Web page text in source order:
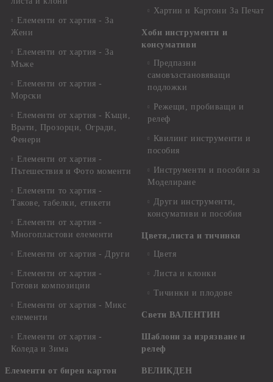
Елементи от хартия - За
Жени
Елементи от хартия - За
Мъже
Елементи от хартия -
Морски
Елементи от хартия - Къщи,
Врати, Прозорци, Огради,
Фенери
Елементи от хартия -
Пътешествия и Фото моменти
Елементи то хартия -
Такове, табелки, етикети
Елементи от хартия -
Многопластови елементи
Елементи от хартия - Други
Елементи от хартия -
Готови композиции
Елементи от хартия - Микс
елементи
Елементи от хартия -
Коледа и Зима
Елементи от бирен картон
Хартии и Картони За Печат
Хоби инструменти и
консумативи
Предпазни
самовъзстановяващи
подложки
Режещи, пробиващи и
релеф
Квилинг инструменти и
пособия
Инструменти и пособия за
Моделиране
Други инструменти,
консумативи и пособия
Цветя,листа и тичинки
Цветя
Листа и клонки
Тичинки и плодове
Свети ВАЛЕНТИН
Шаблони за изрязване и
релеф
ВЕЛИКДЕН